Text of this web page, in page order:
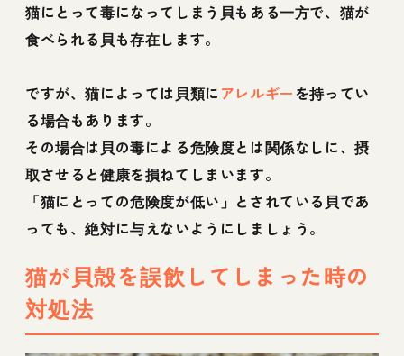
猫にとって毒になってしまう貝もある一方で、猫が
食べられる貝も存在します。
ですが、猫によっては貝類に アレルギーを持ってい
る場合もあります。
その場合は貝の毒による危険度とは関係なしに、摂
取させると健康を損ねてしまいます。
「猫にとっての危険度が低い」とされている貝であ
っても、絶対に与えないようにしましょう。
猫が貝殻を誤飲してしまった時の
対処法